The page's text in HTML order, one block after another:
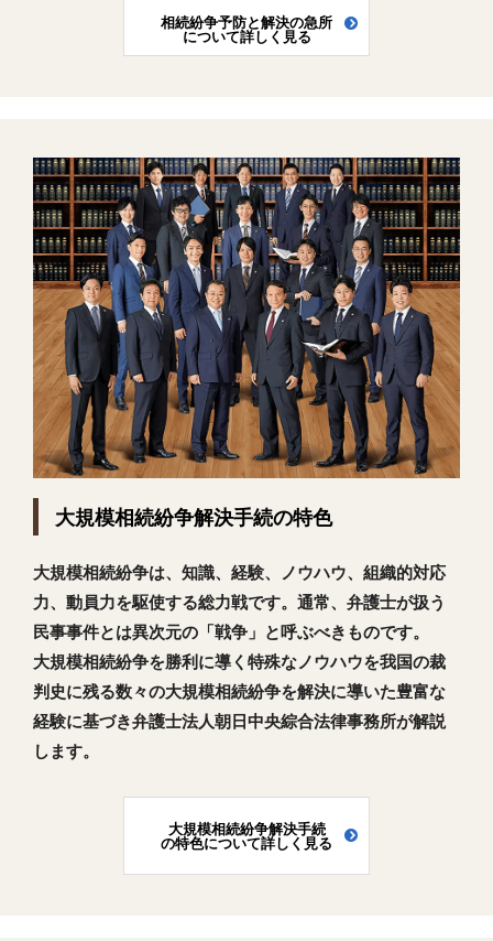
相続紛争予防と解決の急所
について詳しく見る
大規模相続紛争解決手続の特色
大規模相続紛争は、知識、経験、ノウハウ、組織的対応
力、動員力を駆使する総力戦です。通常、弁護士が扱う
民事事件とは異次元の「戦争」と呼ぶべきものです。
大規模相続紛争を勝利に導く特殊なノウハウを我国の裁
判史に残る数々の大規模相続紛争を解決に導いた豊富な
経験に基づき弁護士法人朝日中央綜合法律事務所が解説
します。
大規模相続紛争解決手続
の特色について詳しく見る